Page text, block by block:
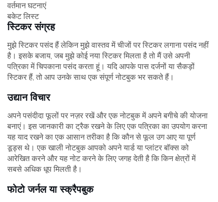
वर्तमान घटनाएं
बकेट लिस्ट
स्टिकर संग्रह
मुझे स्टिकर पसंद हैं लेकिन मुझे वास्तव में चीजों पर स्टिकर लगाना पसंद नहीं
है। इसके बजाय, जब मुझे कोई नया स्टिकर मिलता है तो मैं उसे अपनी
पत्रिका में चिपकाना पसंद करता हूं। यदि आपके पास दर्जनों या सैकड़ों
स्टिकर हैं, तो आप उनके साथ एक संपूर्ण नोटबुक भर सकते हैं।
उद्यान विचार
अपने पसंदीदा फूलों पर नज़र रखें और एक नोटबुक में अपने बगीचे की योजना
बनाएं। इस जानकारी का ट्रैक रखने के लिए एक पत्रिका का उपयोग करना
यह याद रखने का एक आसान तरीका है कि कौन से फूल उग आए या पूर्ण
डूड्स थे। एक खाली नोटबुक आपको अपने यार्ड या प्लांटर बॉक्स को
आरेखित करने और यह नोट करने के लिए जगह देती है कि किन क्षेत्रों में
सबसे अधिक धूप मिलती है।
फोटो जर्नल या स्क्रैपबुक